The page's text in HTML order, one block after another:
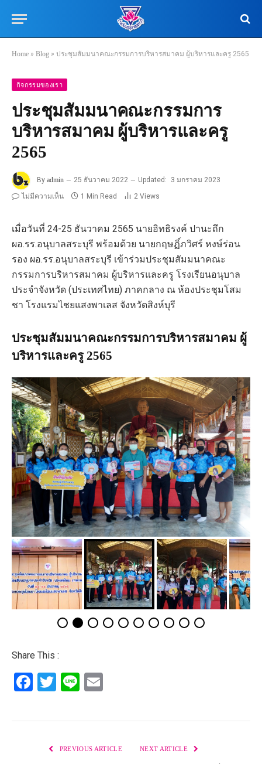
Home » Blog » ประชุมสัมมนาคณะกรรมการบริหารสมาคม ผู้บริหารและครู 2565
กิจกรรมของเรา
ประชุมสัมมนาคณะกรรมการ
บริหารสมาคม ผู้บริหารและครู
2565
By admin 25 ธันวาคม 2022 Updated:
3 มกราคม 2023
ไม่มีความเห็น
1 Min Read 2 Views
เมื่อวันที่ 24-25 ธันวาคม 2565 นายอิทธิรงค์ ปานะถึก
ผอ.รร.อนุบาลสระบุรี พร้อมด้วย นายกฤษฏิ์ภวิศร์ หงษ์ร่อน
รอง ผอ.รร.อนุบาลสระบุรี เข้าร่วมประชุมสัมมนาคณะ
กรรมการบริหารสมาคม ผู้บริหารและครู โรงเรียนอนุบาล
ประจำจังหวัด (ประเทศไทย) ภาคกลาง ณ ห้องประชุมโสม
ชา โรงแรมไชยแสงพาเลส จังหวัดสิงห์บุรี
ประชุมสัมมนาคณะกรรมการบริหารสมาคม ผู้
บริหารและครู 2565
Share This :
Facebook
Twitter
Line
PREVIOUS ARTICLE NEXT ARTICLE